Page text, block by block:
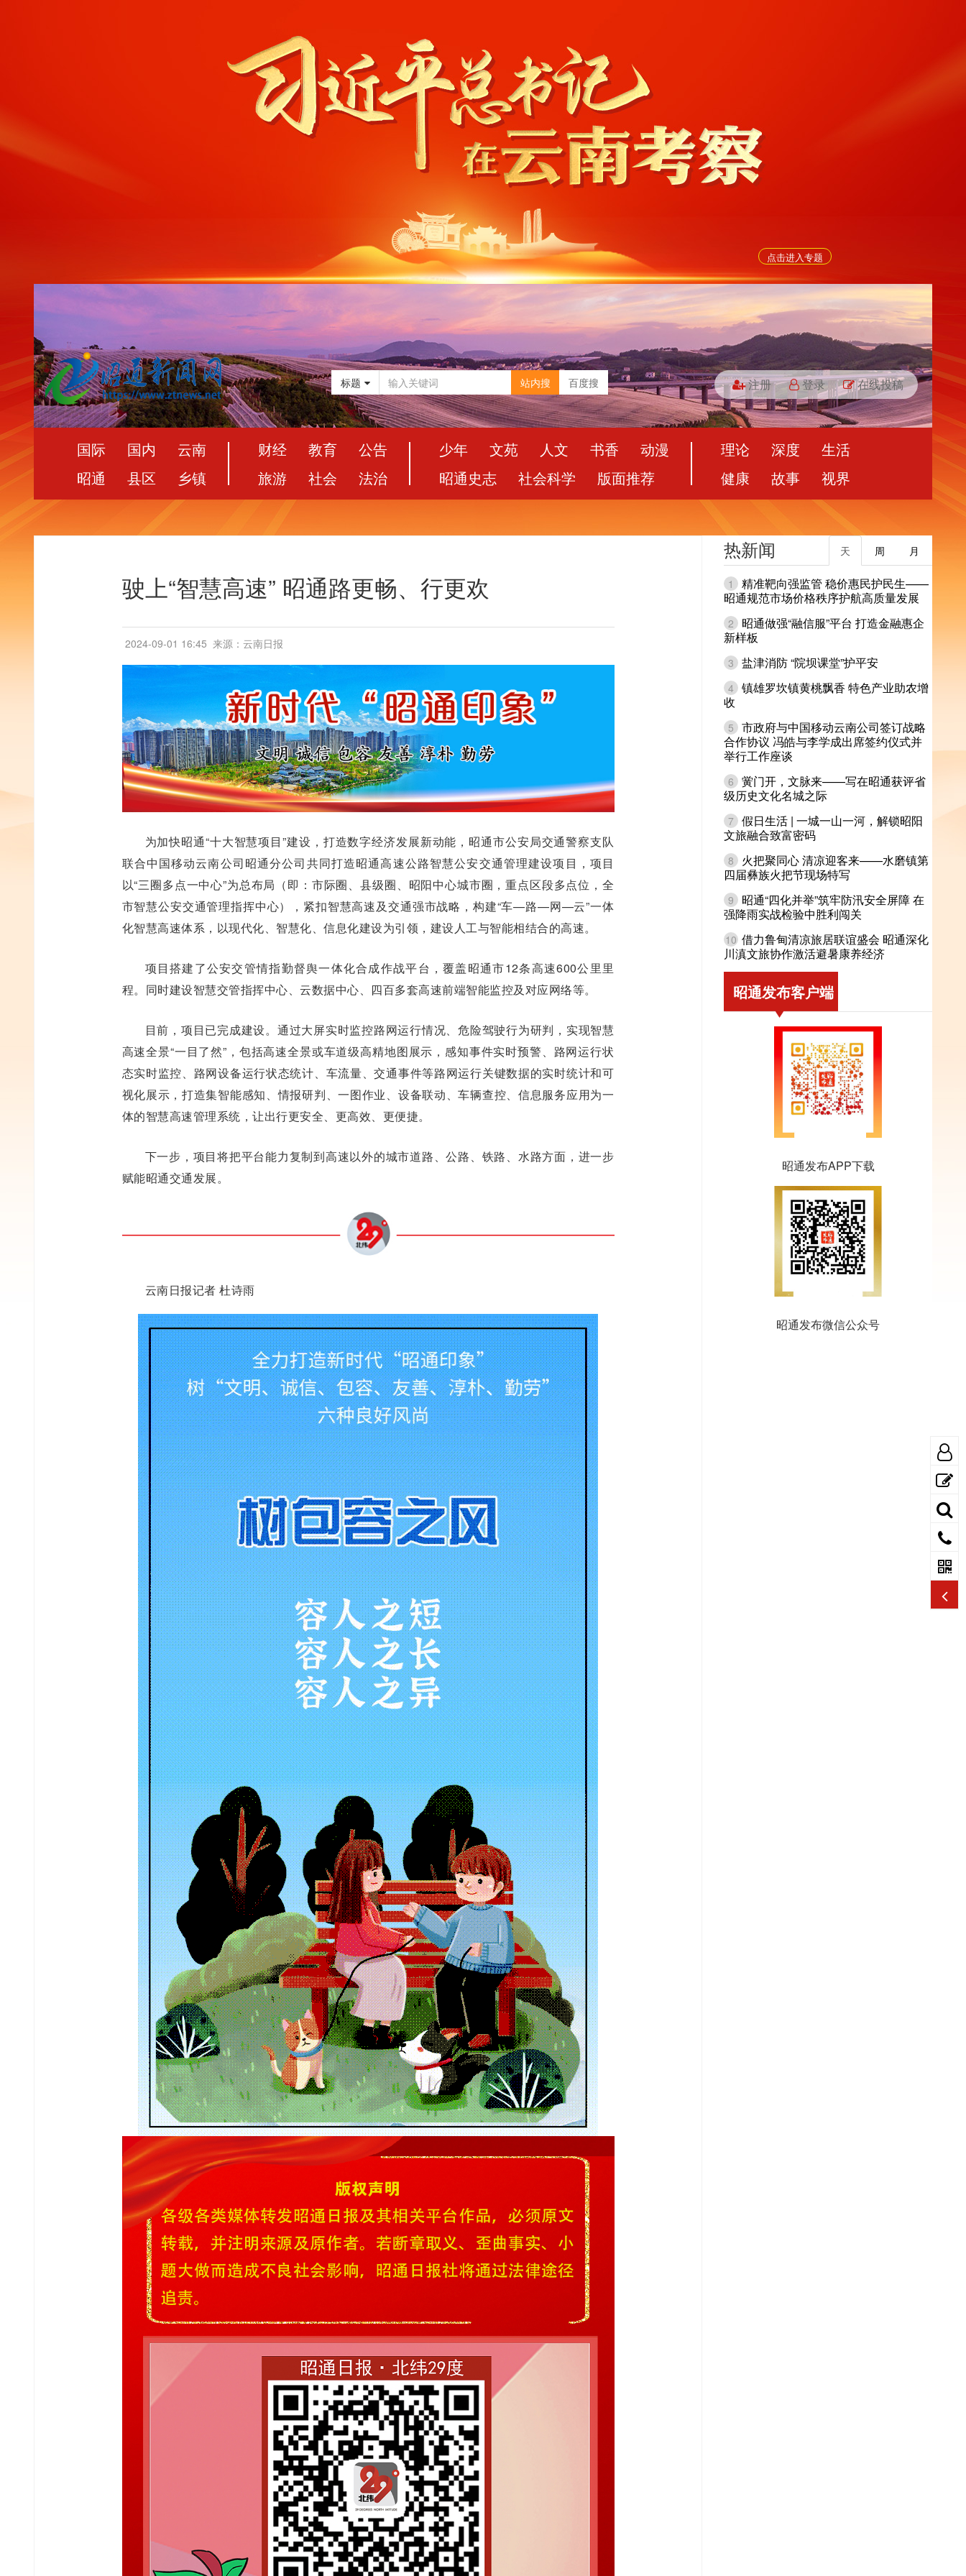
点击进入专题
标题 站内搜 百度搜 注册 登录 在线投稿
国际 国内
云南
昭通
县区 乡镇
财经 教育
公告
旅游
社会 法治
少年 文苑 人文 书香
动漫
昭通史志
社会科学 版面推荐
理论 深度
生活
健康
故事 视界
驶上“智慧高速” 昭通路更畅、行更欢
2024-09-01 16:45 来源：云南日报
为加快昭通“十大智慧项目”建设，打造数字经济发展新动能，昭通市公安局交通警察支队
联合中国移动云南公司昭通分公司共同打造昭通高速公路智慧公安交通管理建设项目，项目
以“三圈多点一中心”为总布局（即：市际圈、县级圈、昭阳中心城市圈，重点区段多点位，全
市智慧公安交通管理指挥中心），紧扣智慧高速及交通强市战略，构建“车—路—网—云”一体
化智慧高速体系，以现代化、智慧化、信息化建设为引领，建设人工与智能相结合的高速。
项目搭建了公安交管情指勤督舆一体化合成作战平台，覆盖昭通市12条高速600公里里
程。同时建设智慧交管指挥中心、云数据中心、四百多套高速前端智能监控及对应网络等。
目前，项目已完成建设。通过大屏实时监控路网运行情况、危险驾驶行为研判，实现智慧
高速全景“一目了然”，包括高速全景或车道级高精地图展示，感知事件实时预警、路网运行状
态实时监控、路网设备运行状态统计、车流量、交通事件等路网运行关键数据的实时统计和可
视化展示，打造集智能感知、情报研判、一图作业、设备联动、车辆查控、信息服务应用为一
体的智慧高速管理系统，让出行更安全、更高效、更便捷。
下一步，项目将把平台能力复制到高速以外的城市道路、公路、铁路、水路方面，进一步
赋能昭通交通发展。
云南日报记者 杜诗雨
热新闻 月
周
天
1
精准靶向强监管 稳价惠民护民生——
昭通规范市场价格秩序护航高质量发展
2
昭通做强“融信服”平台 打造金融惠企
新样板
3 盐津消防 “院坝课堂”护平安
4 镇雄罗坎镇黄桃飘香 特色产业助农增
收
5 市政府与中国移动云南公司签订战略
合作协议 冯皓与李学成出席签约仪式并
举行工作座谈
6 黉门开，文脉来——写在昭通获评省
级历史文化名城之际
7 假日生活 | 一城一山一河，解锁昭阳
文旅融合致富密码
8
火把聚同心 清凉迎客来——水磨镇第
四届彝族火把节现场特写
9
昭通“四化并举”筑牢防汛安全屏障 在
强降雨实战检验中胜利闯关
10 借力鲁甸清凉旅居联谊盛会 昭通深化
川滇文旅协作激活避暑康养经济
昭通发布客户端
昭通发布APP下载
昭通发布微信公众号